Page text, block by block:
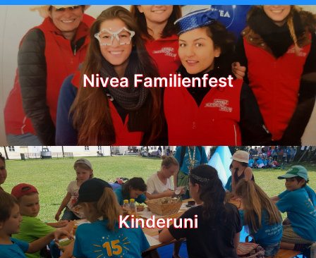
Nivea Familienfest
Kinderuni